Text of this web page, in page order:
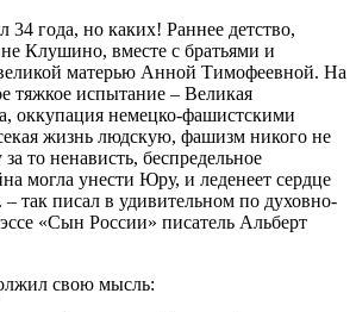
года, но каких! Раннее детство,
Клушино, вместе с братьями и
великой матерью Анной Тимофеевной. На
тяжкое испытание – Великая
оккупация немецко-фашистскими
жизнь людскую, фашизм никого не
то ненависть, беспредельное
могла унести Юру, и леденеет сердце
так писал в удивительном по духовно-
«Сын России» писатель Альберт
свою мысль: